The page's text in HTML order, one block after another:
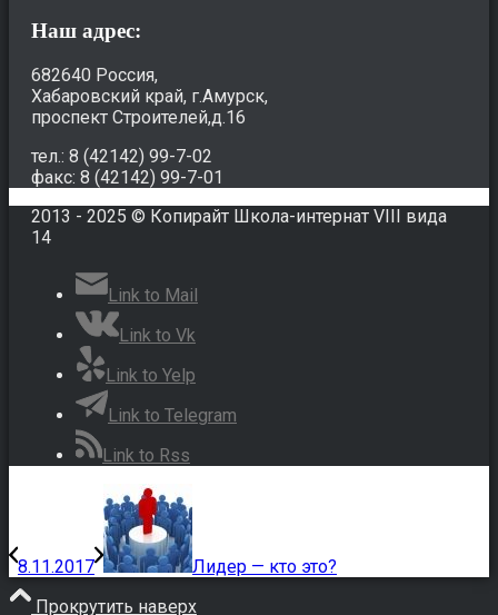
Наш адрес:
682640 Россия,
Хабаровский край, г.Амурск,
проспект Строителей,д.16
тел.: 8 (42142) 99-7-02
факс: 8 (42142) 99-7-01
2013 - 2025 © Копирайт Школа-интернат VIII вида
14
Link to Mail
Link to Vk
Link to Yelp
Link to Telegram
Link to Rss
8.11.2017
Лидер — кто это?
Прокрутить наверх